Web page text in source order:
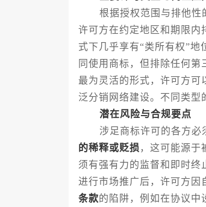
根据授权范围与排他性的
许可方在约定地区和期限内
式下几乎享有“类所有权”地
同使用商标，但排除任何第
最为灵活的形式，许可方可
泛分销网络建设。不同类型
潜在风险与合规要点
涉足商标许可的各方必须
的稀释或贬损 ，这可能源于
须有强有力的监督和即时终
进行市场推广后，许可方因
条款的陷阱，例如在协议中